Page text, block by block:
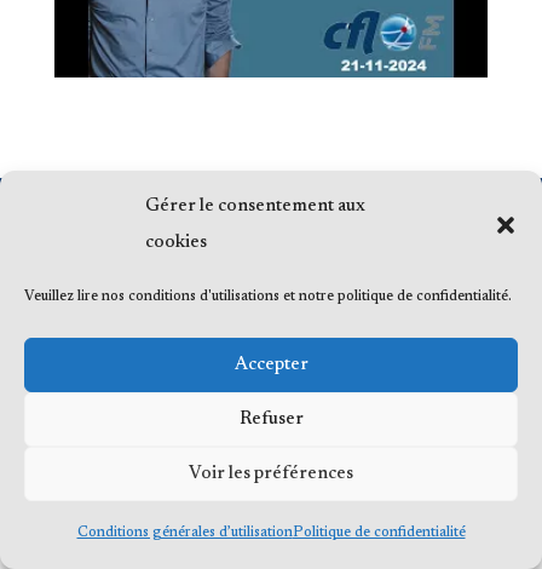
Gérer le consentement aux
cookies
Veuillez lire nos conditions d'utilisations et notre politique de confidentialité.
Accepter
Refuser
Voir les préférences
Conditions générales d’utilisationPolitique de confidentialité
© 2023 Me Frédéric Bérard, tous droits